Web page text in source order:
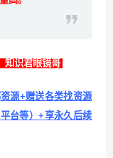
知识君眼镜哥
源+赠送各类找资源
台等）+享永久后续